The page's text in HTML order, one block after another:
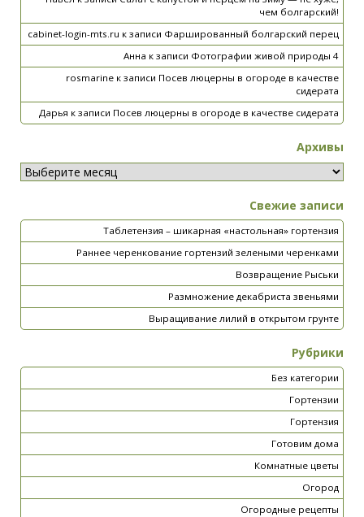
чем болгарский!
cabinet-login-mts.ru к записи Фаршированный болгарский перец
Анна к записи Фотографии живой природы 4
rosmarine к записи Посев люцерны в огороде в качестве
сидерата
Дарья к записи Посев люцерны в огороде в качестве сидерата
Архивы
Свежие записи
Таблетензия – шикарная «настольная» гортензия
Раннее черенкование гортензий зелеными черенками
Возвращение Рыськи
Размножение декабриста звеньями
Выращивание лилий в открытом грунте
Рубрики
Без категории
Гортензии
Гортензия
Готовим дома
Комнатные цветы
Огород
Огородные рецепты